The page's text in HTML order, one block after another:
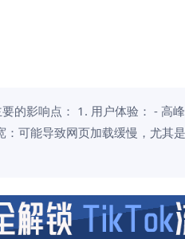
的影响点： 1. 用户体验： - 高
可能导致网页加载缓慢，尤其